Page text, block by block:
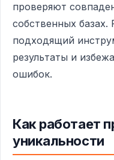
проверяют
собственных базах.
подходящий
результаты и
ошибок.
Как работает
уникальности